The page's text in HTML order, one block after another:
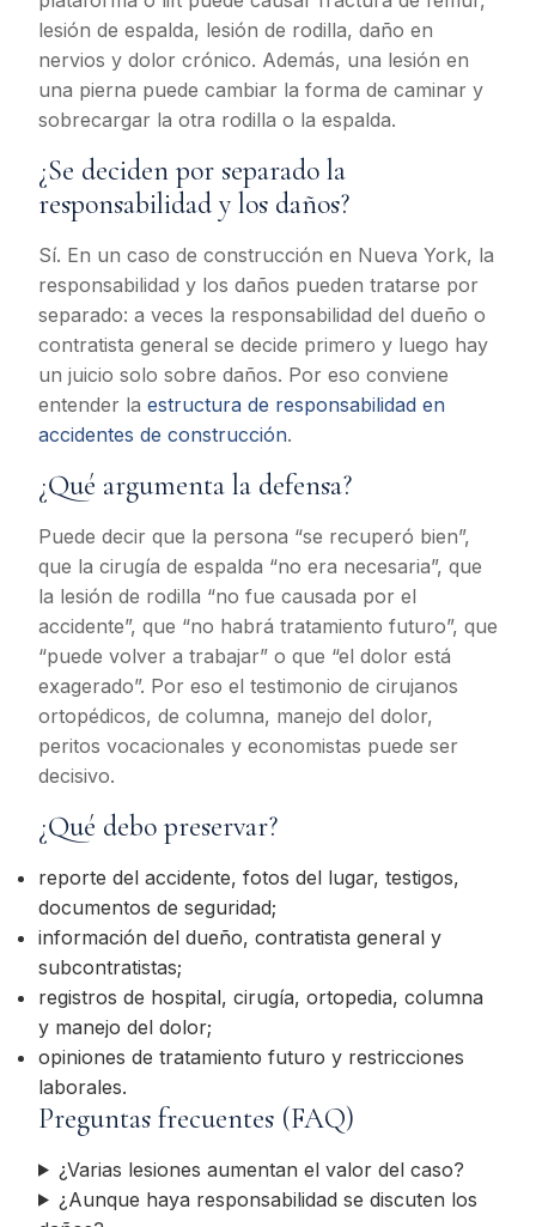
lesión de espalda, lesión de rodilla, daño en
nervios y dolor crónico. Además, una lesión en
una pierna puede cambiar la forma de caminar y
sobrecargar la otra rodilla o la espalda.
¿Se deciden por separado la
responsabilidad y los daños?
Sí. En un caso de construcción en Nueva York, la
responsabilidad y los daños pueden tratarse por
separado: a veces la responsabilidad del dueño o
contratista general se decide primero y luego hay
un juicio solo sobre daños. Por eso conviene
entender la estructura de responsabilidad en
accidentes de construcción.
¿Qué argumenta la defensa?
Puede decir que la persona “se recuperó bien”,
que la cirugía de espalda “no era necesaria”, que
la lesión de rodilla “no fue causada por el
accidente”, que “no habrá tratamiento futuro”, que
“puede volver a trabajar” o que “el dolor está
exagerado”. Por eso el testimonio de cirujanos
ortopédicos, de columna, manejo del dolor,
peritos vocacionales y economistas puede ser
decisivo.
¿Qué debo preservar?
reporte del accidente, fotos del lugar, testigos,
documentos de seguridad;
información del dueño, contratista general y
subcontratistas;
registros de hospital, cirugía, ortopedia, columna
y manejo del dolor;
opiniones de tratamiento futuro y restricciones
laborales.
Preguntas frecuentes (FAQ)
¿Varias lesiones aumentan el valor del caso?
¿Aunque haya responsabilidad se discuten los